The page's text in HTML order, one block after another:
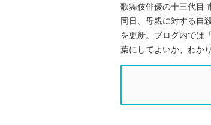
歌舞伎俳優の十三代目
同日、母親に対する自
を更新。ブログ内では
葉にしてよいか、わか